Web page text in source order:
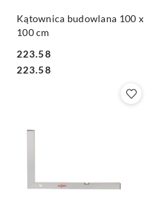
Kątownica budowlana 100 x
100 cm
Cena:
223.58
Cena:
223.58